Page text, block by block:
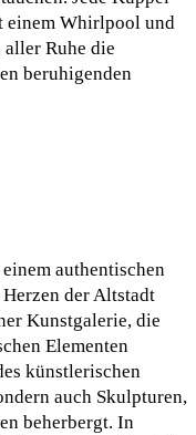
einem Whirlpool und
Ruhe die
beruhigenden
authentischen
der Altstadt
Kunstgalerie, die
Elementen
künstlerischen
auch Skulpturen,
beherbergt. In